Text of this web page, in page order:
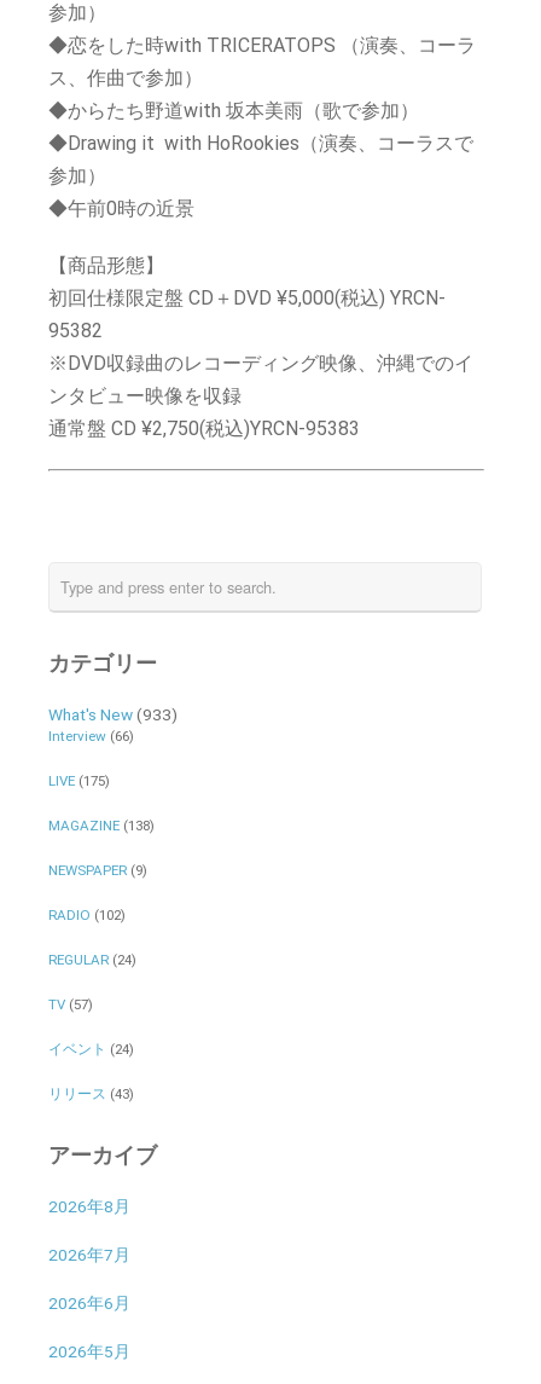
参加）
◆恋をした時with TRICERATOPS （演奏、コーラ
ス、作曲で参加）
◆からたち野道with 坂本美雨（歌で参加）
◆Drawing it with HoRookies（演奏、コーラスで
参加）
◆午前0時の近景
【商品形態】
初回仕様限定盤 CD＋DVD ¥5,000(税込) YRCN-
95382
※DVD収録曲のレコーディング映像、沖縄でのイ
ンタビュー映像を収録
通常盤 CD ¥2,750(税込)YRCN-95383
カテゴリー
What's New(933)
Interview(66)
LIVE(175)
MAGAZINE(138)
NEWSPAPER(9)
RADIO (102)
REGULAR(24)
TV(57)
イベント (24)
リリース (43)
アーカイブ
2026年8月
2026年7月
2026年6月
2026年5月